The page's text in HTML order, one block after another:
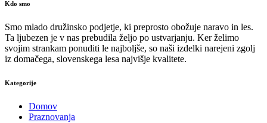
Kdo smo
Smo mlado družinsko podjetje, ki preprosto obožuje naravo in les.
Ta ljubezen je v nas prebudila željo po ustvarjanju. Ker želimo
svojim strankam ponuditi le najboljše, so naši izdelki narejeni zgolj
iz domačega, slovenskega lesa najvišje kvalitete.
Kategorije
Domov
Praznovanja